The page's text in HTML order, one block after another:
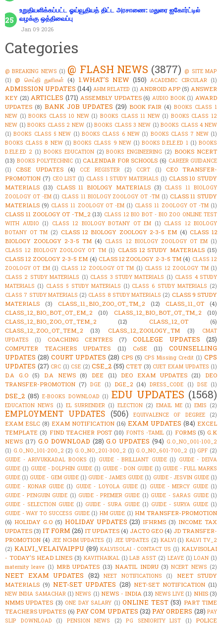
உறுதியளிக்கப்பட்ட ஓய்வூதியத் திட்ட அரசாணை: மதுரை ஐகோர்ட்டில்
வழக்கு ஒத்திவைப்பு
Jan 09 2026
Categories
@ BREAKING NEWS (1) @ FLASH NEWS (3877) @ SITE MAP
(1) @ செய்தி துளிகள் (4) 1.WHAT'S NEW (150) ACADEMIC CIRCULAR (1)
ADMISSION UPDATES (144) AHM RELATED (1) ANDROID APP (5) ANSWER
KEY (21) ARTICLES (171) ASSEMBLY UPDATES (6) AUDIO BOOK (1) AWARD
UPDATES (8) BANK JOB UPDATES (29) BOOK FAIR (4) BOOKS CLASS 1
NEW (1) BOOKS CLASS 10 NEW (1) BOOKS CLASS 11 NEW (1) BOOKS CLASS 12
NEW (1) BOOKS CLASS 2 NEW (1) BOOKS CLASS 3 NEW (1) BOOKS CLASS 4 NEW
(1) BOOKS CLASS 5 NEW (1) BOOKS CLASS 6 NEW (1) BOOKS CLASS 7 NEW (1)
BOOKS CLASS 8 NEW (1) BOOKS CLASS 9 NEW (1) BOOKS D.ELE.ED 1 (1) BOOKS
D.ELE.ED 2 (1) BOOKS EDUCATION (2) BOOKS ENGINEERING (2) BOOKS NCERT
(13) BOOKS POLYTECHNIC (1) CALENDAR FOR SCHOOLS (6) CAREER GUIDANCE
(1)
CBSE UPDATES (4) CCE REGISTER (2) CCRT (1)
CEO TRANSFER-
PROMOTION (7) CEO LIST (1) CLASS 1 STUDY MATERIALS (1) CLASS 10 STUDY
MATERIALS (13) CLASS 11 BIOLOGY MATERIALS (3) CLASS 11 BIOLOGY
ZOOLOGY OT -EM (1) CLASS 11 BIOLOGY ZOOLOGY OT -TM (1) CLASS 11 STUDY
MATERIALS (9) CLASS 11 ZOOLOGY OT -EM (1) CLASS 11 ZOOLOGY OT -TM (1)
CLASS 11 ZOOLOGY OT -TM_2 (13) CLASS 12 BIO BOT - BIO ZOO ONLINE TEST
WITH AUDIO (1) CLASS 12 BIOLOGY BOTANY OT EM (1) CLASS 12 BIOLOGY
BOTANY OT TM (2) CLASS 12 BIOLOGY ZOOLOGY 2-3-5 EM (4) CLASS 12
BIOLOGY ZOOLOGY 2-3-5 TM (4) CLASS 12 BIOLOGY ZOOLOGY OT EM (1)
CLASS 12 BIOLOGY ZOOLOGY OT TM (1) CLASS 12 STUDY MATERIALS (15)
CLASS 12 ZOOLOGY 2-3-5 EM (4) CLASS 12 ZOOLOGY 2-3-5 TM (4) CLASS 12
ZOOLOGY OT EM (1) CLASS 12 ZOOLOGY OT TM (1) CLASS 12 ZOOLOGY TM (1)
CLASS 2 STUDY MATERIALS (1) CLASS 3 STUDY MATERIALS (1) CLASS 4 STUDY
MATERIALS (1) CLASS 5 STUDY MATERIALS (1) CLASS 6 STUDY MATERIALS (2)
CLASS 7 STUDY MATERIALS (2) CLASS 8 STUDY MATERIALS (2) CLASS 9 STUDY
MATERIALS
(3) CLASS_11_BIO_ZOO_OT_TM_2 (12) CLASS_11_OT
(4)
CLASS_12_BIO_BOT_OT_EM_2
(10) CLASS_12_BIO_BOT_OT_TM_2
(10)
CLASS_12_BIO_ZOO_OT_TEM_2
(12) CLASS_12_OT
(6)
CLASS_12_ZOO_OT_TEM_2
(13) CLASS_12_ZOOLOGY_TM (3)
CMAT
UPDATES
(1) COACHING CENTRES (7) COLLEGE UPDATES (25)
COMPUTER TEACHERS UPDATES (11) CoSE (11)
COUNSELLING
UPDATES (28) COURT UPDATES (28) CPS (5) CPS Missing Credit (1) CPS
UPDATES (27) CRC (1) CSE (2) CSE_2 (55) CTET (3) CUET EXAM UPDATES (1)
D.A G.O (5) D.A NEWS (8) DEE (11) DEO EXAM UPDATES (21)
DEO
TRANSFER-PROMOTION (7) DGE (1) DGE_2 (14) DRESS_CODE (1) DSE (1)
DSE_2 (85) E-BOOKS DOWNLOAD (1) EDU UPDATES (1568)
EDUCATION NEWS (1) EL SURRENDER (1) ELECTION (2) EMAIL ME (1) EMIS (2)
EMPLOYMENT UPDATES (506) EQUIVALENCE OF DEGREE (2)
EXAM ESLC (8) EXAM NOTIFICATION (16) EXAM UPDATES (84) EXCEL
TEMPLATE (3) FIND TEACHER POST (10) FONTS -TAMIL (1) FORMS (5) G.K
NEWS (17) G.O DOWNLOAD (28) G.O UPDATES (94) G.O_NO_001-100_2
(1) G.O_NO_101-200_2 (2) G.O_NO_201-300_2 (1) G.O_NO_601-700_2 (1) GPF (2)
GUIDE - ARIVUKKADAL BOOKS (1) GUIDE - BRILLIANT GUIDE (1) GUIDE - DEIVA
GUIDE (1) GUIDE - DOLPHIN GUIDE (1) GUIDE - DON GUIDE (1) GUIDE - FULL MARKS
GUIDE (1) GUIDE - GEM GUIDE (1) GUIDE - JAMES GUIDE (1) GUIDE - JESVIN GUIDE (1)
GUIDE - KONAR GUIDE (1) GUIDE - LOYOLA GUIDE (1) GUIDE - MERCY GUIDE (1)
GUIDE - PENGUIN GUIDE (1) GUIDE - PREMIER GUIDE (1) GUIDE - SARAS GUIDE (1)
GUIDE - SELECTION GUIDE (1) GUIDE - SURA GUIDE (1) GUIDE - SURYA GUIDE (1)
GUIDE - WAY TO SUCCESS GUIDE (1) HM GUIDE (1) HM TRANSFER-PROMOTION
(6) HOLIDAY G.O (5) HOLIDAY UPDATES (23) IFHRMS (3) INCOME TAX
UPDATES (3) IT FORM (26) IT UPDATES (4) JACTO GEO (4) JD TRANSFER-
PROMOTION (4) JEE NCHM UPDATES (1) JEE UPDATES (2) KALVI (1) KALVI TV_2
(2) KALVI_VELAIVAIPPU (89) KALVISOLAI - CONTACT US (1) KALVISOLAI
- TODAY'S HEAD LINES (3) KAVITHAIKAL (1) LAB ASST (2) LEAVE (1) LOAN (1)
maternity leave (1) MRB UPDATES (13) NAATIL INDRU (3) NCERT NEWS (2)
NEET EXAM UPDATES (82) NEET NOTIFICATIONS (1)
NEET STUDY
MATERIALS (9) NET-SET UPDATES (28) NET-SET NOTIFICATION (11)
NEW INDIA SAMACHAR (1) NEWS (1) NEWS - INDIA (13) NEWS LIVE (1) NHIS (3)
NMMS UPDATES (3) ONE DAY SALARY (1) ONLINE TEST (53) PART TIME
TEACHERS UPDATES (6) PAY COM UPDATES (32) PAY ORDERS (28) PAY
SLIP DOWNLOAD
(1) PENSION NEWS (2) PG SENIORITY LIST (1)
POLICE